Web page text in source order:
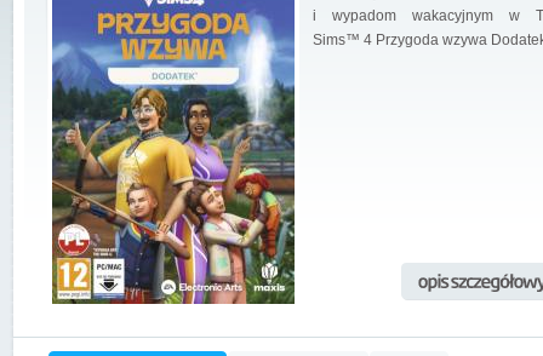
i wypadom wakacyjnym w
Sims™ 4 Przygoda wzywa